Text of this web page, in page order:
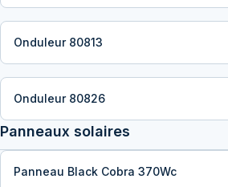
Onduleur 80813
Onduleur 80826
Panneaux solaires
Panneau Black Cobra 370Wc